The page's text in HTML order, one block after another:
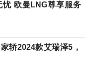
欧曼LNG尊享服务
轿2024款艾瑞泽5，